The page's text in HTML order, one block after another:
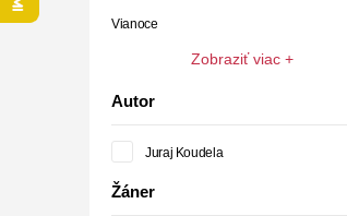
Vianoce
Zobraziť viac +
Autor
Juraj Koudela
Žáner